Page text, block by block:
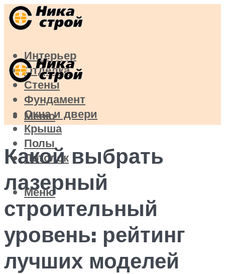
Интерьер
Отделка
Стены
Фундамент
Окна и двери
Крыша
Полы
Потолок
Меню
Меню
Какой выбрать
лазерный
строительный
уровень: рейтинг
лучших моделей